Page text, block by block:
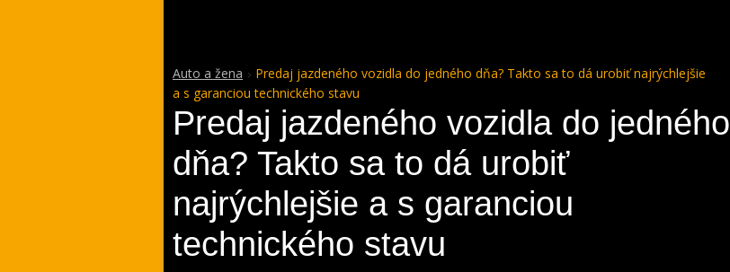
Auto a žena
Predaj jazdeného vozidla do jedného dňa? Takto sa to dá urobiť najrýchlejšie
a s garanciou technického stavu
Predaj jazdeného vozidla do jedného
dňa? Takto sa to dá urobiť
najrýchlejšie a s garanciou
technického stavu